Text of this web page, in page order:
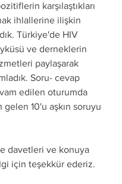
karşılaştıkları
ihlallerine ilişkin
Türkiye'de HIV
ve derneklerin
paylaşarak
Soru- cevap
edilen oturumda
gelen 10'u aşkın soruyu
davetleri ve konuya
için teşekkür ederiz.